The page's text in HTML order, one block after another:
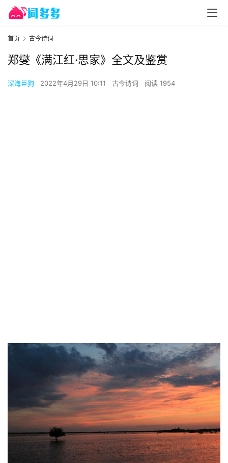
首页 古今诗词
郑燮《满江红·思家》全文及鉴赏
深海巨狗 2022年4月29日 10:11 古今诗词 阅读 1954